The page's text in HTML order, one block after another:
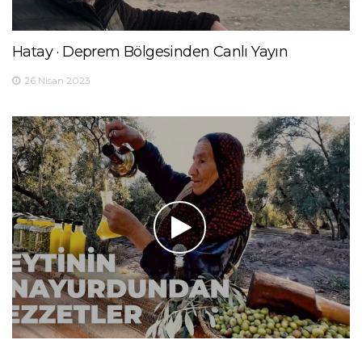
Hatay · Deprem Bölgesinden Canlı Yayın
26 Nisan 2023